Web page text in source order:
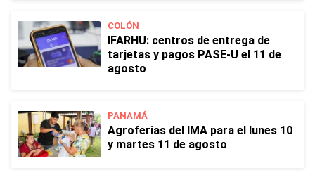
COLÓN
IFARHU: centros de entrega de
tarjetas y pagos PASE-U el 11 de
agosto
PANAMÁ
Agroferias del IMA para el lunes 10
y martes 11 de agosto